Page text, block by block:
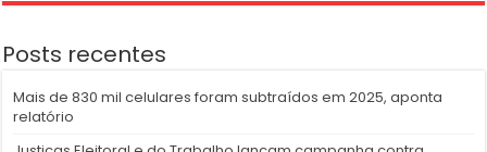
Posts recentes
Mais de 830 mil celulares foram subtraídos em 2025, aponta
relatório